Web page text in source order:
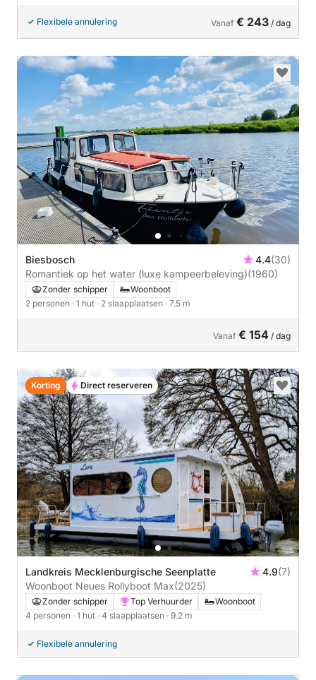
Flexibele annulering Vanaf € 243 / dag
Biesbosch 4.4(30)
Romantiek op het water (luxe kampeerbeleving)(1960)
Zonder schipper
Woonboot
2 personen · 1 hut · 2 slaapplaatsen · 7.5 m
Vanaf € 154 / dag
Landkreis Mecklenburgische Seenplatte 4.9(7)
Woonboot Neues Rollyboot Max(2025)
Zonder schipper Top Verhuurder
Woonboot
4 personen · 1 hut · 4 slaapplaatsen · 9.2 m
Flexibele annulering
Korting Direct reserveren